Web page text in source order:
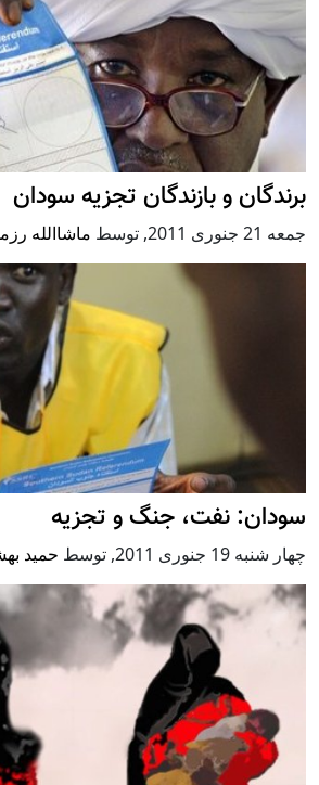
برندگان و بازندگان تجزیه سودان
جمعه 21 جنوری 2011 , توسط ماشاالله
سودان: نفت، جنگ و تجزیه
چهار شنبه 19 جنوری 2011 , توسط حمید